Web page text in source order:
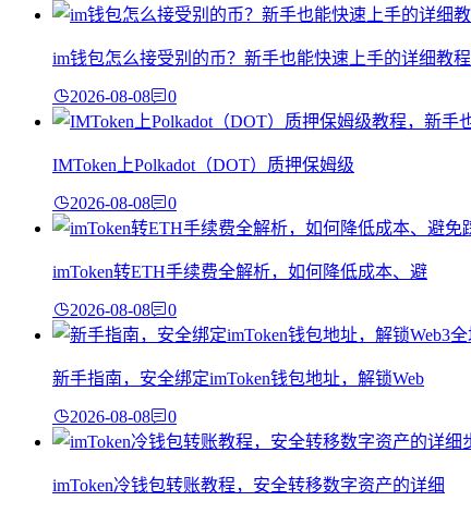
im钱包怎么接受别的币？新手也能快速上手的详细教程
2026-08-08 0
IMToken上Polkadot（DOT）质押保姆级
2026-08-08 0
imToken转ETH手续费全解析，如何降低成本、避
2026-08-08 0
新手指南，安全绑定imToken钱包地址，解锁Web
2026-08-08 0
imToken冷钱包转账教程，安全转移数字资产的详细